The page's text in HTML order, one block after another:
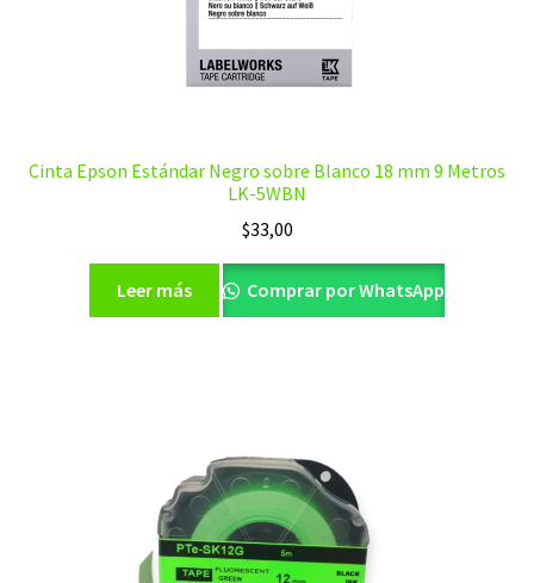
Cinta Epson Estándar Negro sobre Blanco 18 mm 9 Metros
LK-5WBN
$33,00
Leer más Comprar por WhatsApp